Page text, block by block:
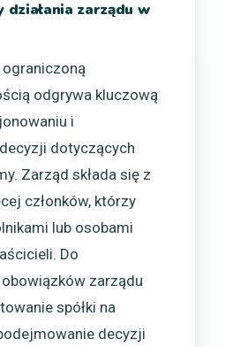
działania zarządu w
ograniczoną
odgrywa kluczową
i
dotyczących
Zarząd składa się z
członków, którzy
lub osobami
Do
zarządu
spółki na
decyzji